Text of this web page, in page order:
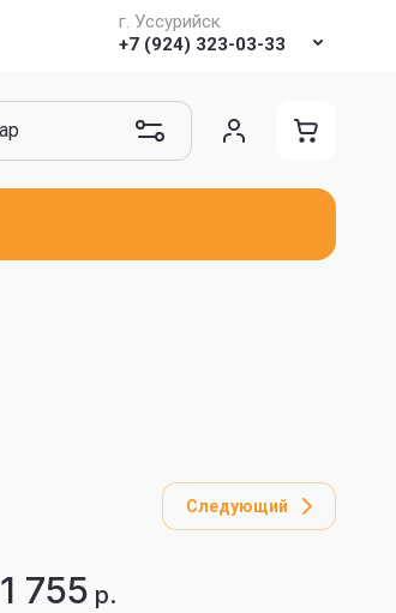
г. Уссурийск
+7 (924) 323-03-33
Следующий
1 755 р.